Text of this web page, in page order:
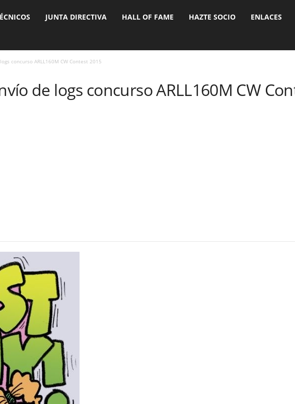
JUNTA DIRECTIVA HALL OF FAME HAZTE SOCIO ENLACES
concurso ARLL160M CW Contest 2015
de logs concurso ARLL160M CW